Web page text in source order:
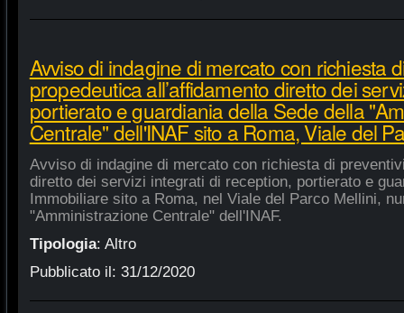
Avviso di indagine di mercato con richiesta
propedeutica all’affidamento diretto dei
portierato e guardiania della Sede della
Centrale" dell'INAF sito a Roma, Viale del
Avviso di indagine di mercato con richiesta di
diretto dei servizi integrati di reception, portierato e
Immobiliare sito a Roma, nel Viale del Parco Mellini,
"Amministrazione Centrale" dell'INAF.
Tipologia: Altro
Pubblicato il: 31/12/2020